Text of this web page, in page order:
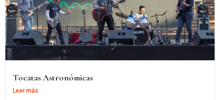
Tocatas Astronómicas
Leer más